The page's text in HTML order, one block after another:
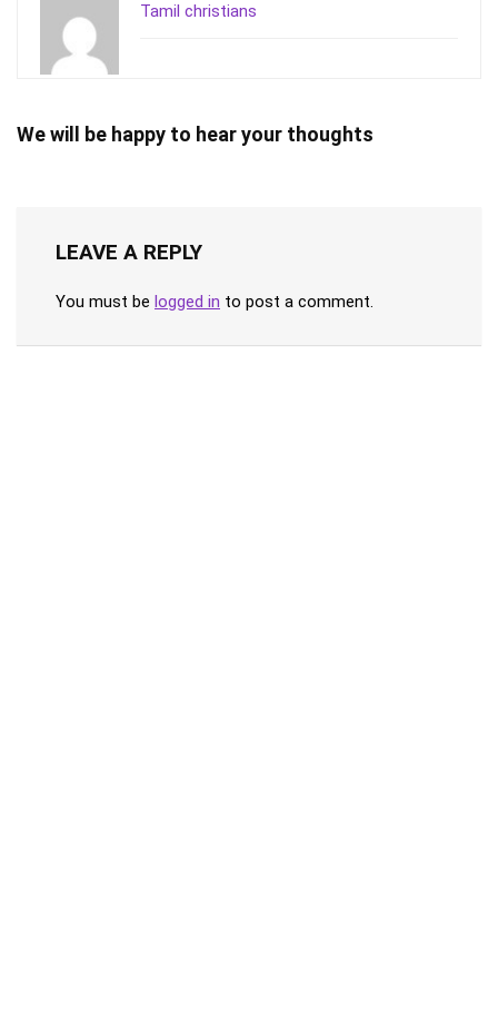
Tamil christians
We will be happy to hear your thoughts
LEAVE A REPLY
You must be logged in to post a comment.